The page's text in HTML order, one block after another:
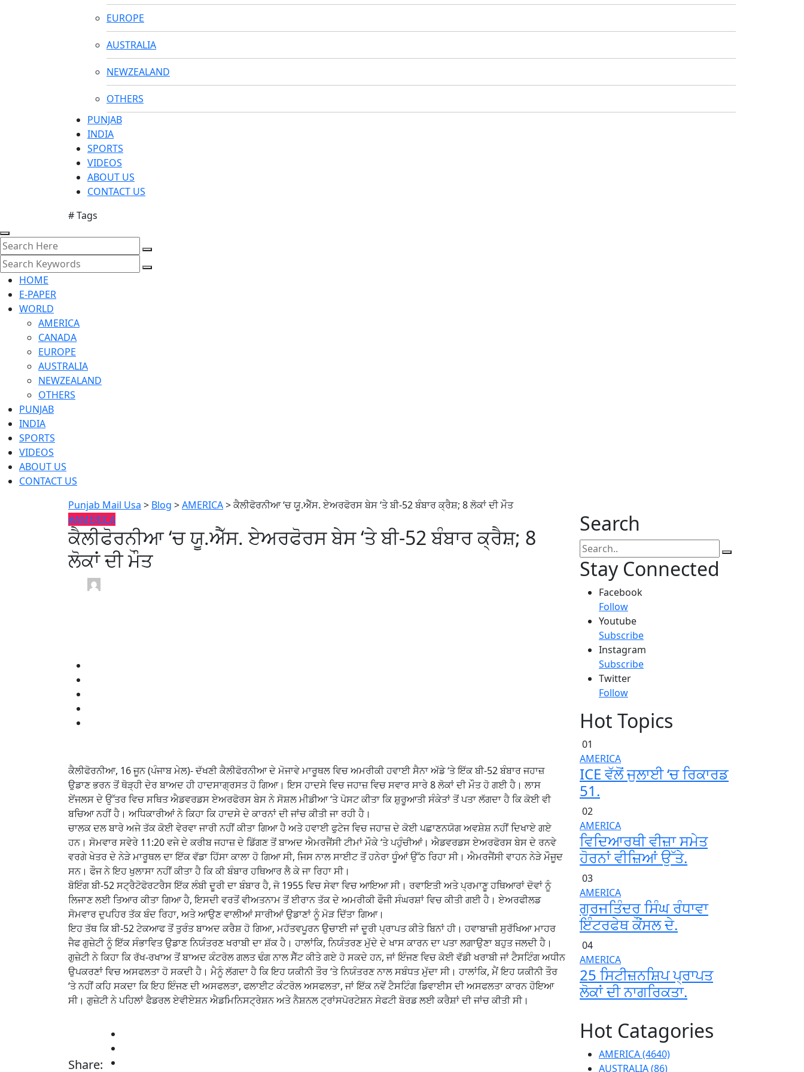
EUROPE
AUSTRALIA
NEWZEALAND
OTHERS
PUNJAB
INDIA
SPORTS
VIDEOS
ABOUT US
CONTACT US
# Tags
HOME
E-PAPER
WORLD
AMERICA
CANADA
EUROPE
AUSTRALIA
NEWZEALAND
OTHERS
PUNJAB
INDIA
SPORTS
VIDEOS
ABOUT US
CONTACT US
Punjab Mail Usa > Blog >AMERICA>ਕੈਲੀਫੋਰਨੀਆ ‘ਚ ਯੂ.ਐੱਸ. ਏਅਰਫੋਰਸ ਬੇਸ ‘ਤੇ ਬੀ-52 ਬੰਬਾਰ ਕ੍ਰੈਸ਼; 8 ਲੋਕਾਂ ਦੀ ਮੌਤ
#AMERICA
ਕੈਲੀਫੋਰਨੀਆ ‘ਚ ਯੂ.ਐੱਸ. ਏਅਰਫੋਰਸ ਬੇਸ ‘ਤੇ ਬੀ-52 ਬੰਬਾਰ ਕ੍ਰੈਸ਼; 8
ਲੋਕਾਂ ਦੀ ਮੌਤ
ਕੈਲੀਫੋਰਨੀਆ, 16 ਜੂਨ (ਪੰਜਾਬ ਮੇਲ)- ਦੱਖਣੀ ਕੈਲੀਫੋਰਨੀਆ ਦੇ ਮੋਜਾਵੇ ਮਾਰੂਥਲ ਵਿਚ ਅਮਰੀਕੀ ਹਵਾਈ ਸੈਨਾ ਅੱਡੇ ‘ਤੇ ਇੱਕ ਬੀ-52 ਬੰਬਾਰ ਜਹਾਜ਼
ਉਡਾਣ ਭਰਨ ਤੋਂ ਥੋੜ੍ਹੀ ਦੇਰ ਬਾਅਦ ਹੀ ਹਾਦਸਾਗ੍ਰਸਤ ਹੋ ਗਿਆ। ਇਸ ਹਾਦਸੇ ਵਿਚ ਜਹਾਜ਼ ਵਿਚ ਸਵਾਰ ਸਾਰੇ 8 ਲੋਕਾਂ ਦੀ ਮੌਤ ਹੋ ਗਈ ਹੈ। ਲਾਸ
ਏਂਜਲਸ ਦੇ ਉੱਤਰ ਵਿਚ ਸਥਿਤ ਐਡਵਰਡਸ ਏਅਰਫੋਰਸ ਬੇਸ ਨੇ ਸੋਸ਼ਲ ਮੀਡੀਆ ‘ਤੇ ਪੋਸਟ ਕੀਤਾ ਕਿ ਸ਼ੁਰੂਆਤੀ ਸੰਕੇਤਾਂ ਤੋਂ ਪਤਾ ਲੱਗਦਾ ਹੈ ਕਿ ਕੋਈ ਵੀ
ਬਚਿਆ ਨਹੀਂ ਹੈ। ਅਧਿਕਾਰੀਆਂ ਨੇ ਕਿਹਾ ਕਿ ਹਾਦਸੇ ਦੇ ਕਾਰਨਾਂ ਦੀ ਜਾਂਚ ਕੀਤੀ ਜਾ ਰਹੀ ਹੈ।
ਚਾਲਕ ਦਲ ਬਾਰੇ ਅਜੇ ਤੱਕ ਕੋਈ ਵੇਰਵਾ ਜਾਰੀ ਨਹੀਂ ਕੀਤਾ ਗਿਆ ਹੈ ਅਤੇ ਹਵਾਈ ਫੁਟੇਜ ਵਿਚ ਜਹਾਜ਼ ਦੇ ਕੋਈ ਪਛਾਣਨਯੋਗ ਅਵਸ਼ੇਸ਼ ਨਹੀਂ ਦਿਖਾਏ ਗਏ
ਹਨ। ਸੋਮਵਾਰ ਸਵੇਰੇ 11:20 ਵਜੇ ਦੇ ਕਰੀਬ ਜਹਾਜ਼ ਦੇ ਡਿੱਗਣ ਤੋਂ ਬਾਅਦ ਐਮਰਜੈਂਸੀ ਟੀਮਾਂ ਮੌਕੇ ‘ਤੇ ਪਹੁੰਚੀਆਂ। ਐਡਵਰਡਸ ਏਅਰਫੋਰਸ ਬੇਸ ਦੇ ਰਨਵੇ
ਵਰਗੇ ਖੇਤਰ ਦੇ ਨੇੜੇ ਮਾਰੂਥਲ ਦਾ ਇੱਕ ਵੱਡਾ ਹਿੱਸਾ ਕਾਲਾ ਹੋ ਗਿਆ ਸੀ, ਜਿਸ ਨਾਲ ਸਾਈਟ ਤੋਂ ਹਨੇਰਾ ਧੂੰਆਂ ਉੱਠ ਰਿਹਾ ਸੀ। ਐਮਰਜੈਂਸੀ ਵਾਹਨ ਨੇੜੇ ਮੌਜੂਦ
ਸਨ। ਫੌਜ ਨੇ ਇਹ ਖੁਲਾਸਾ ਨਹੀਂ ਕੀਤਾ ਹੈ ਕਿ ਕੀ ਬੰਬਾਰ ਹਥਿਆਰ ਲੈ ਕੇ ਜਾ ਰਿਹਾ ਸੀ।
ਬੋਇੰਗ ਬੀ-52 ਸਟ੍ਰੈਟੋਫੋਰਟਰੈਸ ਇੱਕ ਲੰਬੀ ਦੂਰੀ ਦਾ ਬੰਬਾਰ ਹੈ, ਜੋ 1955 ਵਿਚ ਸੇਵਾ ਵਿਚ ਆਇਆ ਸੀ। ਰਵਾਇਤੀ ਅਤੇ ਪ੍ਰਮਾਣੂ ਹਥਿਆਰਾਂ ਦੋਵਾਂ ਨੂੰ
ਲਿਜਾਣ ਲਈ ਤਿਆਰ ਕੀਤਾ ਗਿਆ ਹੈ, ਇਸਦੀ ਵਰਤੋਂ ਵੀਅਤਨਾਮ ਤੋਂ ਈਰਾਨ ਤੱਕ ਦੇ ਅਮਰੀਕੀ ਫੌਜੀ ਸੰਘਰਸ਼ਾਂ ਵਿਚ ਕੀਤੀ ਗਈ ਹੈ। ਏਅਰਫੀਲਡ
ਸੋਮਵਾਰ ਦੁਪਹਿਰ ਤੱਕ ਬੰਦ ਰਿਹਾ, ਅਤੇ ਆਉਣ ਵਾਲੀਆਂ ਸਾਰੀਆਂ ਉਡਾਣਾਂ ਨੂੰ ਮੋੜ ਦਿੱਤਾ ਗਿਆ।
ਇਹ ਤੱਥ ਕਿ ਬੀ-52 ਟੇਕਆਫ ਤੋਂ ਤੁਰੰਤ ਬਾਅਦ ਕਰੈਸ਼ ਹੋ ਗਿਆ, ਮਹੱਤਵਪੂਰਨ ਉਚਾਈ ਜਾਂ ਦੂਰੀ ਪ੍ਰਾਪਤ ਕੀਤੇ ਬਿਨਾਂ ਹੀ। ਹਵਾਬਾਜ਼ੀ ਸੁਰੱਖਿਆ ਮਾਹਰ
ਜੈਫ ਗੁਜ਼ੇਟੀ ਨੂੰ ਇੱਕ ਸੰਭਾਵਿਤ ਉਡਾਣ ਨਿਯੰਤਰਣ ਖਰਾਬੀ ਦਾ ਸ਼ੱਕ ਹੈ। ਹਾਲਾਂਕਿ, ਨਿਯੰਤਰਣ ਮੁੱਦੇ ਦੇ ਖਾਸ ਕਾਰਨ ਦਾ ਪਤਾ ਲਗਾਉਣਾ ਬਹੁਤ ਜਲਦੀ ਹੈ।
ਗੁਜ਼ੇਟੀ ਨੇ ਕਿਹਾ ਕਿ ਰੱਖ-ਰਖਾਅ ਤੋਂ ਬਾਅਦ ਕੰਟਰੋਲ ਗਲਤ ਢੰਗ ਨਾਲ ਸੈੱਟ ਕੀਤੇ ਗਏ ਹੋ ਸਕਦੇ ਹਨ, ਜਾਂ ਇੰਜਣ ਵਿਚ ਕੋਈ ਵੱਡੀ ਖਰਾਬੀ ਜਾਂ ਟੈਸਟਿੰਗ ਅਧੀਨ
ਉਪਕਰਣਾਂ ਵਿਚ ਅਸਫਲਤਾ ਹੋ ਸਕਦੀ ਹੈ। ਮੈਨੂੰ ਲੱਗਦਾ ਹੈ ਕਿ ਇਹ ਯਕੀਨੀ ਤੌਰ ‘ਤੇ ਨਿਯੰਤਰਣ ਨਾਲ ਸਬੰਧਤ ਮੁੱਦਾ ਸੀ। ਹਾਲਾਂਕਿ, ਮੈਂ ਇਹ ਯਕੀਨੀ ਤੌਰ
‘ਤੇ ਨਹੀਂ ਕਹਿ ਸਕਦਾ ਕਿ ਇਹ ਇੰਜਣ ਦੀ ਅਸਫਲਤਾ, ਫਲਾਈਟ ਕੰਟਰੋਲ ਅਸਫਲਤਾ, ਜਾਂ ਇੱਕ ਨਵੇਂ ਟੈਸਟਿੰਗ ਡਿਵਾਈਸ ਦੀ ਅਸਫਲਤਾ ਕਾਰਨ ਹੋਇਆ
ਸੀ। ਗੁਜ਼ੇਟੀ ਨੇ ਪਹਿਲਾਂ ਫੈਡਰਲ ਏਵੀਏਸ਼ਨ ਐਡਮਿਨਿਸਟ੍ਰੇਸ਼ਨ ਅਤੇ ਨੈਸ਼ਨਲ ਟ੍ਰਾਂਸਪੋਰਟੇਸ਼ਨ ਸੇਫਟੀ ਬੋਰਡ ਲਈ ਕਰੈਸ਼ਾਂ ਦੀ ਜਾਂਚ ਕੀਤੀ ਸੀ।
Share:
Search
Stay Connected
Facebook
Follow
Youtube
Subscribe
Instagram
Subscribe
Twitter
Follow
Hot Topics
01
AMERICA
ICE ਵੱਲੋਂ ਜੁਲਾਈ ‘ਚ ਰਿਕਾਰਡ
51.
02
AMERICA
ਵਿਦਿਆਰਥੀ ਵੀਜ਼ਾ ਸਮੇਤ
ਹੋਰਨਾਂ ਵੀਜ਼ਿਆਂ ਉੱਤੇ.
03
AMERICA
ਗੁਰਜਤਿੰਦਰ ਸਿੰਘ ਰੰਧਾਵਾ
ਇੰਟਰਫੇਥ ਕੌਂਸਲ ਦੇ.
04
AMERICA
25 ਸਿਟੀਜ਼ਨਸ਼ਿਪ ਪ੍ਰਾਪਤ
ਲੋਕਾਂ ਦੀ ਨਾਗਰਿਕਤਾ.
Hot Catagories
AMERICA(4640)
AUSTRALIA(86)